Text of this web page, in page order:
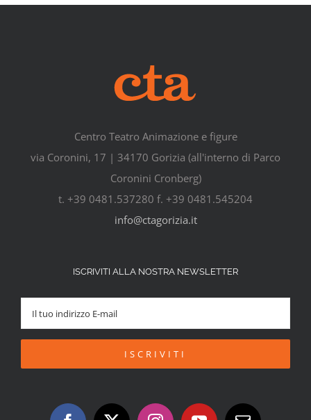
Centro Teatro Animazione e figure
via Coronini, 17 | 34170 Gorizia (all'interno di Parco
Coronini Cronberg)
t. +39 0481.537280 f. +39 0481.545204
info@ctagorizia.it
ISCRIVITI ALLA NOSTRA NEWSLETTER